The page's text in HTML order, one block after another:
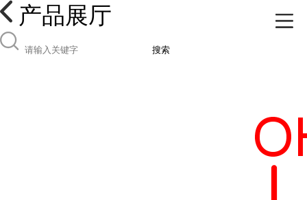
产品展厅
搜索